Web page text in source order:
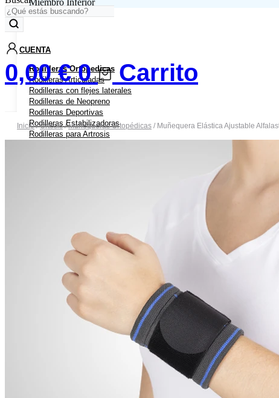
Miembro Inferior
Rodilleras Ortopedicas
Rodilleras Articuladas
Rodilleras con flejes laterales
Rodilleras de Neopreno
Rodilleras Deportivas
Rodilleras Estabilizadoras
Rodilleras para Artrosis
Rodilleras para Tendinitis Rotuliana
Rodilleras para Traumatismos
Rodilleras Post Operatorias
Botas para Fractura de Quinto Metatarsiano
CUENTA
0,00€ 0 Carrito
Inicio/Ortesis/Muñequeras Ortopédicas / Muñequera Elástica Ajustable